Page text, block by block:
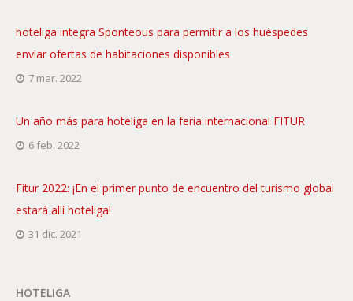
hoteliga integra Sponteous para permitir a los huéspedes
enviar ofertas de habitaciones disponibles
7 mar. 2022
Un año más para hoteliga en la feria internacional FITUR
6 feb. 2022
Fitur 2022: ¡En el primer punto de encuentro del turismo global
estará allí hoteliga!
31 dic. 2021
HOTELIGA